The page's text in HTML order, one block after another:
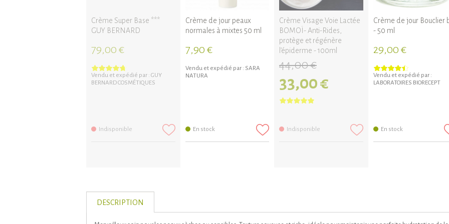
Crème Super Base ***
GUY BERNARD
79,00 €
Vendu et expédié par : GUY
BERNARD COSMÉTIQUES
Indisponible
Crème de jour peaux
normales à mixtes 50 ml
7,90 €
Vendu et expédié par : SARA
NATURA
En stock
Crème Visage Voie Lactée
BOMOÏ- Anti-Rides,
protège et régénère
l’épiderme - 100ml
44,00 €
33,00 €
Indisponible
Crème de jour Bouclier
- 50 ml
29,00 €
Vendu et expédié par :
LABORATOIRES BIORECEPT
En stock
DESCRIPTION